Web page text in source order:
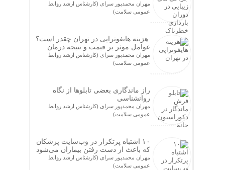
مهران محمدپور سرای (کارشناس ارشد روابط
عمومی سلامت)
هزینه هایفوتراپی در تهران چقدر است؟
عوامل موثر بر قیمت و نتیجه درمان
مهران محمدپور سرای (کارشناس ارشد روابط
عمومی سلامت)
راز ماندگاری بعضی تابلوها از نگاه
روانشناسی
مهران محمدپور سرای (کارشناس ارشد روابط
عمومی سلامت)
۱۰ اشتباه پرتکرار در وب‌سایت پزشکان
که باعث از دست رفتن بیماران می‌شود
مهران محمدپور سرای (کارشناس ارشد روابط
عمومی سلامت)